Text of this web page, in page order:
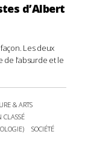
d’Albert
Les deux
l’absurde et le
& ARTS
CLASSÉ
SOCIÉTÉ